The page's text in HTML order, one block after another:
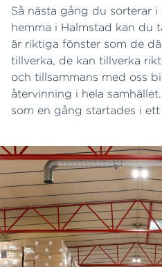
Så nästa gång du sorterar
hemma i Halmstad kan du
är riktiga fönster som de
tillverka, de kan tillverka
och tillsammans med oss
återvinning i hela
som en gång startades i